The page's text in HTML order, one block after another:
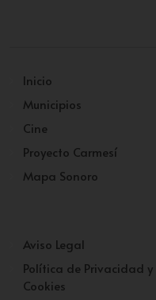
Inicio
Municipios
Cine
Proyecto Carmesí
Mapa Sonoro
Aviso Legal
Política de Privacidad y
Cookies